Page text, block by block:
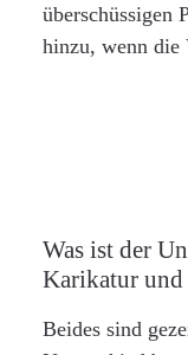
überschüssigen
hinzu, wenn die
Was ist der
Karikatur und
Beides sind